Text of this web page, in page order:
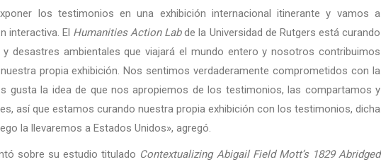
los testimonios en una exhibición internacional itinerante y vamos a
interactiva. El Humanities Action Labde la Universidad de Rutgers está curando
desastres ambientales que viajará el mundo entero y nosotros contribuimos
propia exhibición. Nos sentimos verdaderamente comprometidos con la
gusta la idea de que nos apropiemos de los testimonios, las compartamos y
así que estamos curando nuestra propia exhibición con los testimonios, dicha
la llevaremos a Estados Unidos», agregó.
sobre su estudio titulado Contextualizing Abigail Field Mott’s 1829 Abridged